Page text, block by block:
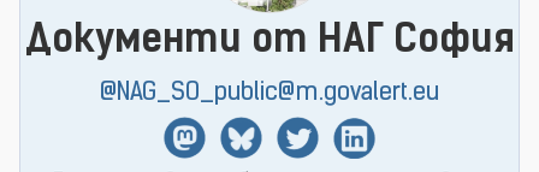
Документи от НАГ София
@NAG_SO_public@m.govalert.eu
MastodonBlueSkyTwitterLinkedin